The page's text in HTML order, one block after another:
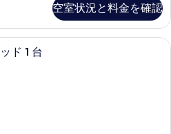
空室状況と料金を確認
ジュニア スイート キングベッド 1
ド 1 台